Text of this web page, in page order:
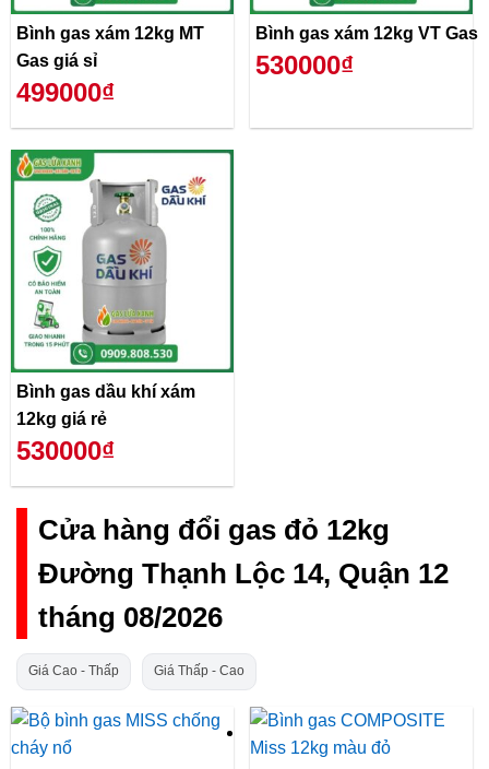
Bình gas xám 12kg MT
Gas giá sỉ
499000₫
Bình gas xám 12kg VT Gas
530000₫
Bình gas dầu khí xám
12kg giá rẻ
530000₫
Cửa hàng đổi gas đỏ 12kg
Đường Thạnh Lộc 14, Quận 12
tháng 08/2026
Giá Cao - Thấp Giá Thấp - Cao